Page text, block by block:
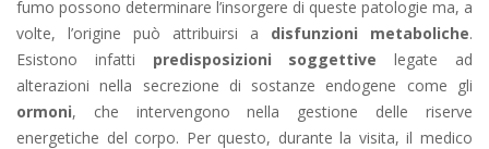
fumo possono determinare l’insorgere di queste patologie ma, a
volte, l’origine può attribuirsi a disfunzioni metaboliche.
Esistono infatti predisposizioni soggettive legate ad
alterazioni nella secrezione di sostanze endogene come gli
ormoni, che intervengono nella gestione delle riserve
energetiche del corpo. Per questo, durante la visita, il medico